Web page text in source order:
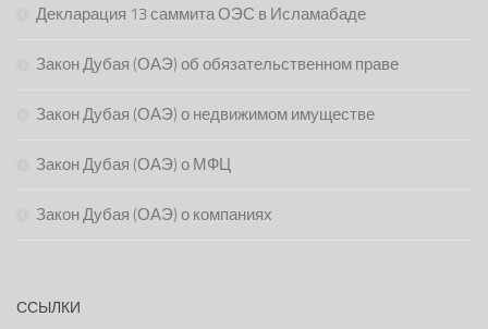
Декларация 13 саммита ОЭС в Исламабаде
Закон Дубая (ОАЭ) об обязательственном праве
Закон Дубая (ОАЭ) о недвижимом имуществе
Закон Дубая (ОАЭ) о МФЦ
Закон Дубая (ОАЭ) о компаниях
ССЫЛКИ